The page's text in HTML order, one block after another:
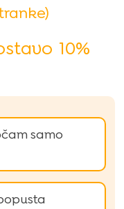
10%
samo